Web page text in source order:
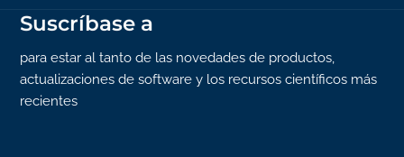
Suscríbase a
para estar al tanto de las novedades de productos,
actualizaciones de software y los recursos científicos más
recientes